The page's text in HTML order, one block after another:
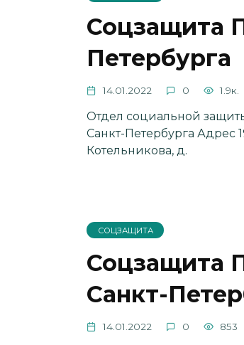
Соцзащита
Петербурга
14.01.2022 0 1.9к.
Отдел социальной
Санкт-Петербурга Адрес
Котельникова, д.
СОЦЗАЩИТА
Соцзащита
Санкт-
14.01.2022 0 853